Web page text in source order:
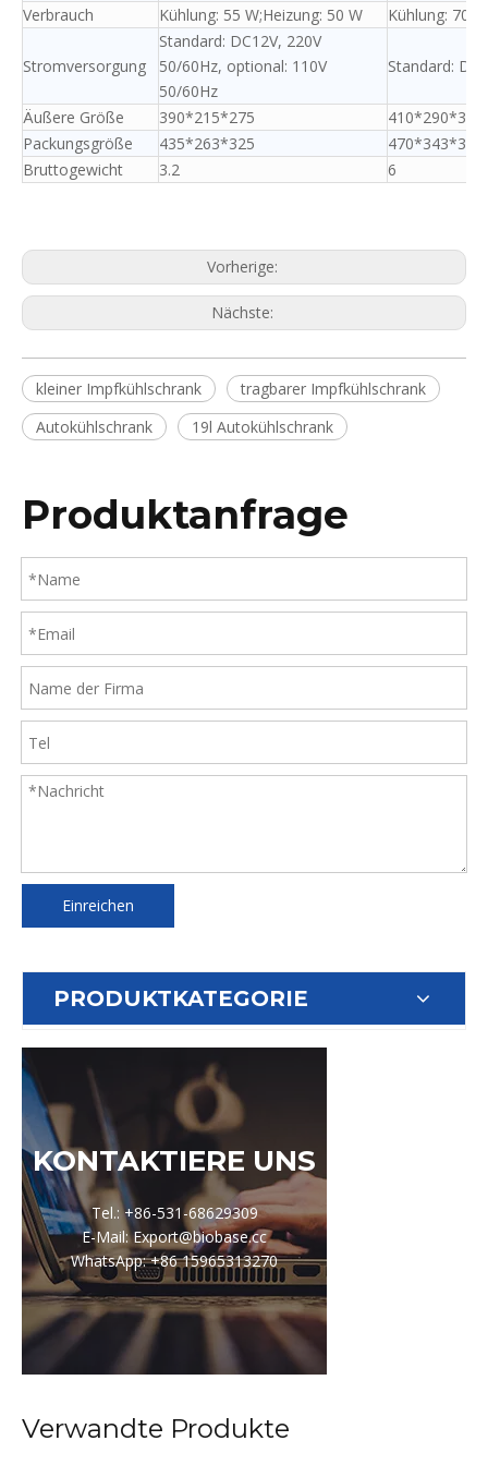
Verbrauch Kühlung: 55 W;Heizung: 50 W Kühlung: 70
Stromversorgung
Standard: DC12V, 220V
50/60Hz, optional: 110V
50/60Hz
Standard:
Äußere Größe 390*215*275
410*290*315
Packungsgröße
435*263*325
470*343*365
Bruttogewicht
3.2 6
Vorherige:
Nächste:
kleiner Impfkühlschrank
tragbarer Impfkühlschrank
Autokühlschrank
19l Autokühlschrank
Produktanfrage
Einreichen
PRODUKTKATEGORIE
KONTAKTIERE UNS
Tel.: +86-531-68629309
E-Mail: Export@biobase.cc
WhatsApp: +86 15965313270
Verwandte Produkte